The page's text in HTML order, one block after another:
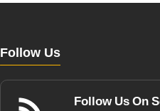
Follow Us
Follow Us On